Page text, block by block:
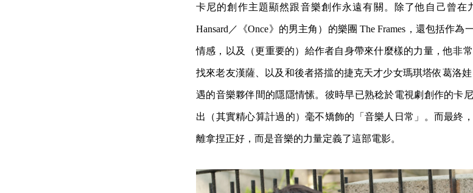
卡尼的創作主題顯然跟音樂創作永遠有關。除了他自己曾在
Hansard／《Once》的男主角）的樂團 The Frames，還包括作
情感，以及（更重要的）給作者自身帶來什麼樣的力量，他非
找來老友漢薩、以及和後者搭擋的捷克天才少女瑪琪塔依葛洛娃
遇的音樂夥伴間的隱隱情愫。彼時早已熟稔於電視劇創作的卡
出（其實精心算計過的）毫不矯飾的「音樂人日常」。而最終
離拿捏正好，而是音樂的力量定義了這部電影。